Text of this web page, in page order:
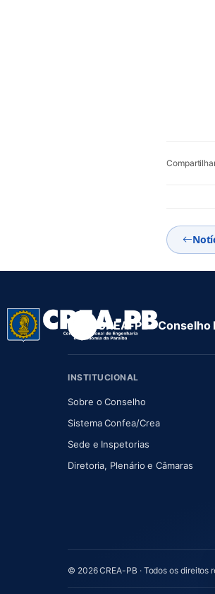
CREA-PB ·
INSTITUCIONAL
Sobre o Conselho(abre em nova
Sistema Confea/Crea(abre em
Sede e Inspetorias
Diretoria, Plenário e Câmaras
© 2026 CREA-PB · Todos os direitos